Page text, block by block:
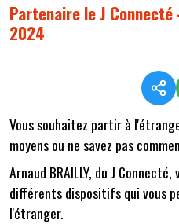
Partenaire le J Connecté
2024
Vous souhaitez partir à
moyens ou ne savez pas
Arnaud BRAILLY, du J
différents dispositifs qui vous
l'étranger.